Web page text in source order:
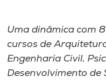
Biblioteca
Editora
Uma dinâmica com
cursos de
Engenharia Civil,
Desenvolvimento de